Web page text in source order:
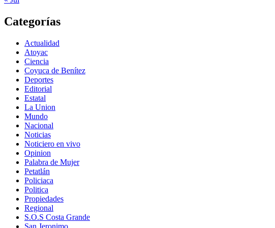
Categorías
Actualidad
Atoyac
Ciencia
Coyuca de Benítez
Deportes
Editorial
Estatal
La Union
Mundo
Nacional
Noticias
Noticiero en vivo
Opinion
Palabra de Mujer
Petatlán
Policiaca
Politica
Propiedades
Regional
S.O.S Costa Grande
San Jeronimo